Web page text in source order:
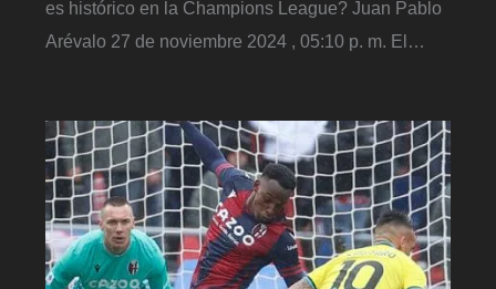
es histórico en la Champions League? Juan Pablo
Arévalo 27 de noviembre 2024 , 05:10 p. m. El…